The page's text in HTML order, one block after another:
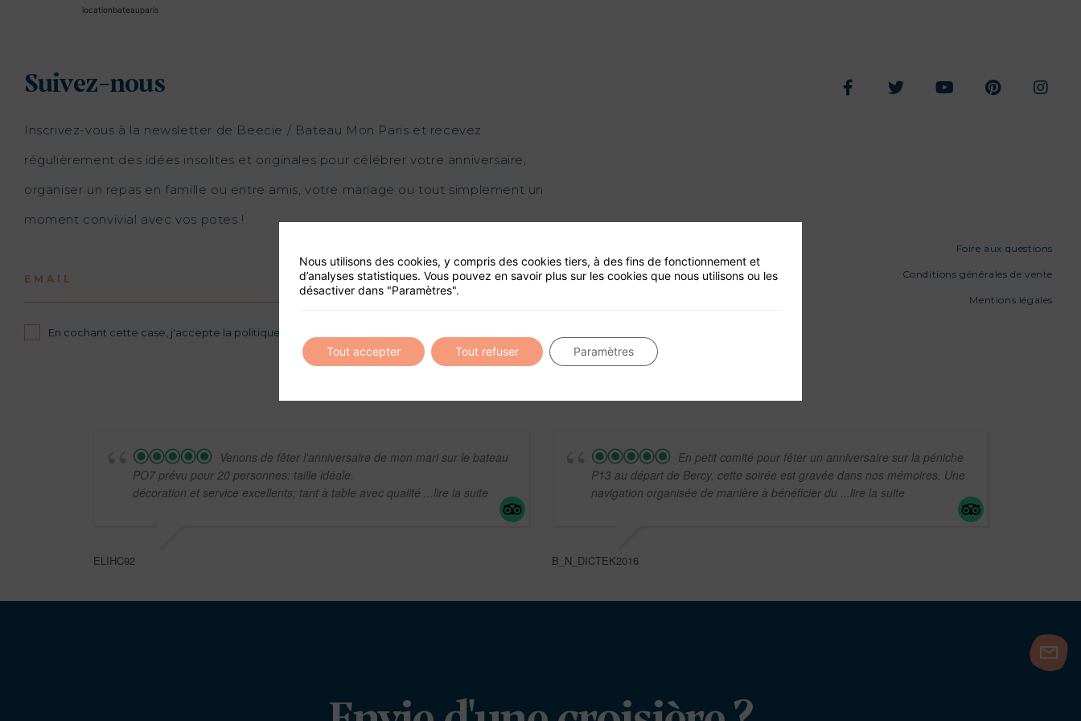
locationbateauparis
Suivez-nous
Inscrivez-vous à la newsletter de Beecie / Bateau Mon Paris et recevez
régulièrement des idées insolites et originales pour célébrer votre anniversaire,
organiser un repas en famille ou entre amis, votre mariage ou tout simplement un
moment convivial avec vos potes !
EMAIL
En cochant cette case, j'accepte la politique de confidentialité de ce site
Foire aux questions
Conditions générales de vente
Mentions légales
Venons de fêter l'anniversaire de mon mari sur le bateau
PO7 prévu pour 20 personnes: taille idéale.
décoration et service excellents; tant à table avec qualité ...lire la suite
ELIHC92
En petit comité pour fêter un anniversaire sur la péniche
P13 au départ de Bercy, cette soirée est gravée dans nos mémoires. Une
navigation organisée de manière à bénéficier du ...lire la suite
B_N_DICTEK2016
Nous utilisons des cookies, y compris des cookies tiers, à des fins de fonctionnement et
d’analyses statistiques. Vous pouvez en savoir plus sur les cookies que nous utilisons ou les
désactiver dans "Paramètres".
Tout accepter Tout refuser Paramètres